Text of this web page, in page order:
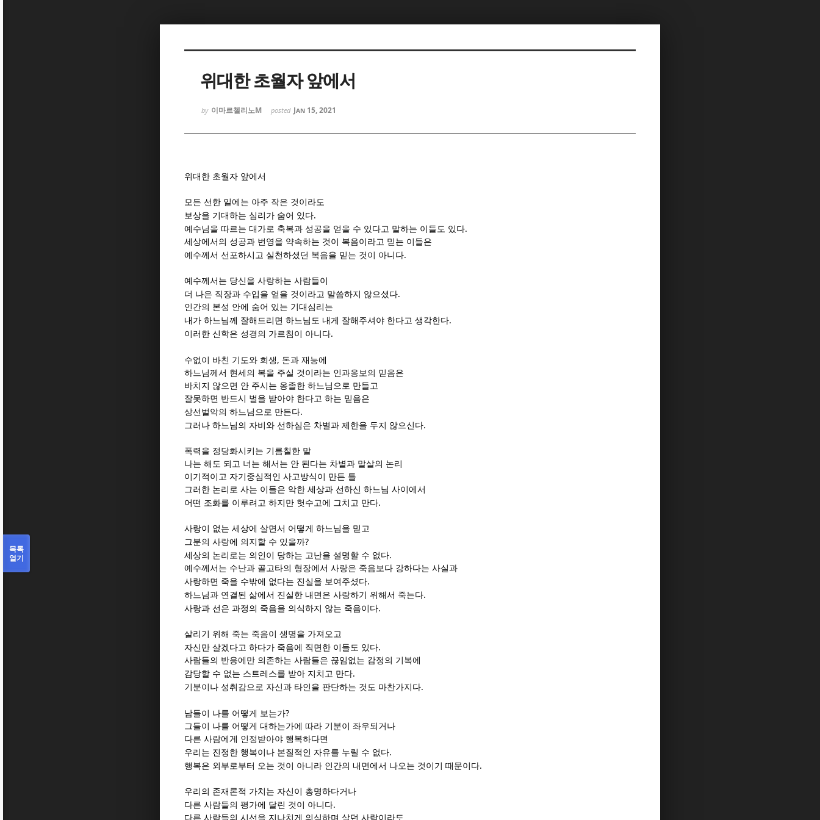
위대한 초월자 앞에서
by 이마르첼리노M posted Jan 15, 2021
위대한 초월자 앞에서
모든 선한 일에는 아주 작은 것이라도
보상을 기대하는 심리가 숨어 있다.
예수님을 따르는 대가로 축복과 성공을 얻을 수 있다고 말하는 이들도 있다.
세상에서의 성공과 번영을 약속하는 것이 복음이라고 믿는 이들은
예수께서 선포하시고 실천하셨던 복음을 믿는 것이 아니다.
예수께서는 당신을 사랑하는 사람들이
더 나은 직장과 수입을 얻을 것이라고 말씀하지 않으셨다.
인간의 본성 안에 숨어 있는 기대심리는
내가 하느님께 잘해드리면 하느님도 내게 잘해주셔야 한다고 생각한다.
이러한 신학은 성경의 가르침이 아니다.
수없이 바친 기도와 희생 , 돈과 재능에
하느님께서 현세의 복을 주실 것이라는 인과응보의 믿음은
바치지 않으면 안 주시는 옹졸한 하느님으로 만들고
잘못하면 반드시 벌을 받아야 한다고 하는 믿음은
상선벌악의 하느님으로 만든다.
그러나 하느님의 자비와 선하심은 차별과 제한을 두지 않으신다.
폭력을 정당화시키는 기름칠한 말
나는 해도 되고 너는 해서는 안 된다는 차별과 말살의 논리
이기적이고 자기중심적인 사고방식이 만든 틀
그러한 논리로 사는 이들은 악한 세상과 선하신 하느님 사이에서
어떤 조화를 이루려고 하지만 헛수고에 그치고 만다.
사랑이 없는 세상에 살면서 어떻게 하느님을 믿고
그분의 사랑에 의지할 수 있을까?
세상의 논리로는 의인이 당하는 고난을 설명할 수 없다.
예수께서는 수난과 골고타의 형장에서 사랑은 죽음보다 강하다는 사실과
사랑하면 죽을 수밖에 없다는 진실을 보여주셨다.
하느님과 연결된 삶에서 진실한 내면은 사랑하기 위해서 죽는다.
사랑과 선은 과정의 죽음을 의식하지 않는 죽음이다.
살리기 위해 죽는 죽음이 생명을 가져오고
자신만 살겠다고 하다가 죽음에 직면한 이들도 있다.
사람들의 반응에만 의존하는 사람들은 끊임없는 감정의 기복에
감당할 수 없는 스트레스를 받아 지치고 만다.
기분이나 성취감으로 자신과 타인을 판단하는 것도 마찬가지다.
남들이 나를 어떻게 보는가?
그들이 나를 어떻게 대하는가에 따라 기분이 좌우되거나
다른 사람에게 인정받아야 행복하다면
우리는 진정한 행복이나 본질적인 자유를 누릴 수 없다.
행복은 외부로부터 오는 것이 아니라 인간의 내면에서 나오는 것이기 때문이다.
우리의 존재론적 가치는 자신이 총명하다거나
다른 사람들의 평가에 달린 것이 아니다.
다른 사람들의 시선을 지나치게 의식하며 살던 사람이라도
목록
열기
Sketchbook5, 스케치북5
Sketchbook5, 스케치북5